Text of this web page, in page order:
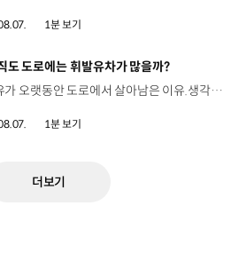
1분 보기
]
도 도로에는 휘발유차가 많을까?
휘발유가 오랫동안 도로에서 살아남은 이유.생각보다 강력한 장점이 있었습니다. 현대진행형 팟캐스트 EP.21에서 확인하세요.📻 #현대자동차그룹 #현대진행형 #모빌리티팟캐스트 #휘발유 #내연기관 #연료 #미래모빌리티 #모빌리티
1분 보기
더보기